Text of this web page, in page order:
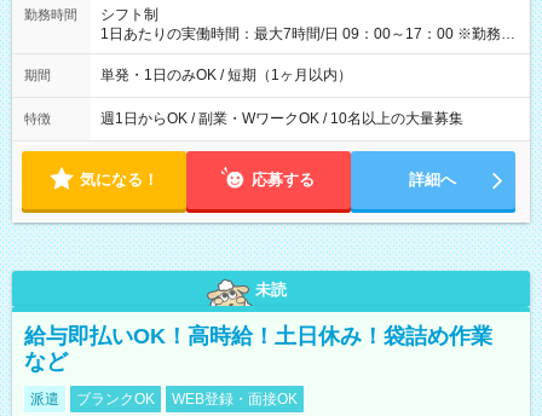
間】試用期間なし
勤務時間
シフト制
1日あたりの実働時間：最大7時間/日 09：00～17：00 ※勤務時
間は 試験により異なります。
期間 単発・1日のみOK / 短期（1ヶ月以内）
特徴 週1日からOK / 副業・WワークOK / 10名以上の大量募集
気になる！ 応募する 詳細へ
未読
給与即払いOK！高時給！土日休み！袋詰め作業
など
派遣 ブランクOK WEB登録・面接OK